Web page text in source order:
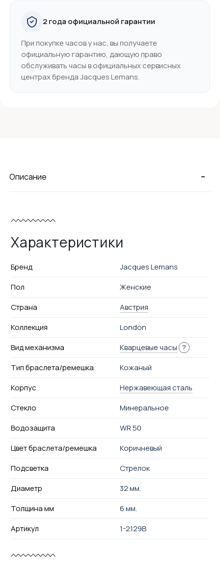
2 года официальной гарантии
При покупке часов у нас, вы получаете
официальную гарантию, дающую право
обслуживать часы в официальных сервисных
центрах бренда Jacques Lemans.
-
Описание
Характеристики
Бренд
Jacques Lemans
Пол
Женские
Страна
Австрия
Коллекция
London
Вид механизма
Кварцевые часы ?
Тип браслета/ремешка
Кожаный
Корпус
Нержавеющая сталь
Стекло
Минеральное
Водозащита
WR 50
Цвет браслета/ремешка
Коричневый
Подсветка
Стрелок
Диаметр
32 мм.
Толщина мм
6 мм.
Артикул
1-2129B